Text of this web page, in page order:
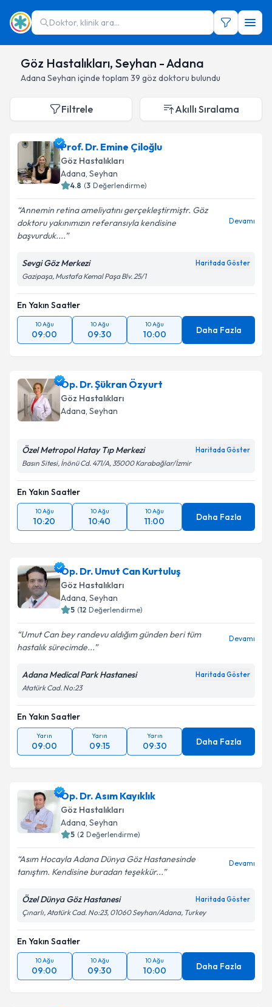
Doktor, klinik ara...
Göz Hastalıkları, Seyhan - Adana
Adana Seyhan içinde toplam 39 göz doktoru bulundu
Filtrele Akıllı Sıralama
Prof. Dr. Emine Çiloğlu
Göz Hastalıkları
Adana, Seyhan
4.8 (3 Değerlendirme)
Annemin retina ameliyatını gerçekleştirmiştr. Göz
doktoru yakınımızın referansıyla kendisine
başvurduk....
Devamı
Sevgi Göz Merkezi Haritada Göster
Gazipaşa, Mustafa Kemal Paşa Blv. 25/1
En Yakın Saatler
10 Ağu
09:00
10 Ağu
09:30
10 Ağu
10:00 Daha Fazla
Op. Dr. Şükran Özyurt
Göz Hastalıkları
Adana, Seyhan
Özel Metropol Hatay Tıp Merkezi Haritada Göster
Basın Sitesi, İnönü Cd. 471/A, 35000 Karabağlar/İzmir
En Yakın Saatler
10 Ağu
10:20
10 Ağu
10:40
10 Ağu
11:00 Daha Fazla
Op. Dr. Umut Can Kurtuluş
Göz Hastalıkları
Adana, Seyhan
5 (12 Değerlendirme)
Umut Can bey randevu aldığım günden beri tüm
hastalık sürecimde...
Devamı
Adana Medical Park Hastanesi Haritada Göster
Atatürk Cad. No:23
En Yakın Saatler
Yarın
09:00
Yarın
09:15
Yarın
09:30 Daha Fazla
Op. Dr. Asım Kayıklık
Göz Hastalıkları
Adana, Seyhan
5 (2 Değerlendirme)
Asım Hocayla Adana Dünya Göz Hastanesinde
tanıştım. Kendisine buradan teşekkür...
Devamı
Özel Dünya Göz Hastanesi Haritada Göster
Çınarlı, Atatürk Cad. No:23, 01060 Seyhan/Adana, Turkey
En Yakın Saatler
10 Ağu
09:00
10 Ağu
09:30
10 Ağu
10:00 Daha Fazla